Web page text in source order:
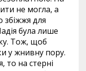
не могла, а
збіжжя для
була лише
Тож, щоб
у жнивну пору.
то на стерні